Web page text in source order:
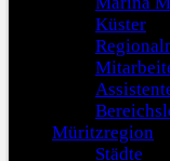
Küster
Müritzregion
Städte